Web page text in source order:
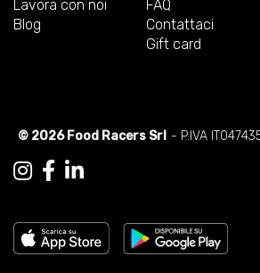
Lavora con noi
Blog
FAQ
Contattaci
Gift card
© 2026 Food Racers Srl - P.IVA